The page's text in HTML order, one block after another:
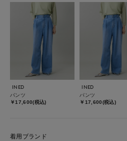
INED
パンツ
￥17,600(税込)
INED
パンツ
￥17,600(税込)
着用ブランド